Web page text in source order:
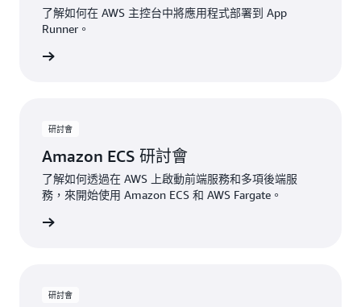
了解如何在 AWS 主控台中將應用程式部署到 App
Runner。
研討會
Amazon ECS 研討會
了解如何透過在 AWS 上啟動前端服務和多項後端服
務，來開始使用 Amazon ECS 和 AWS Fargate。
研討會